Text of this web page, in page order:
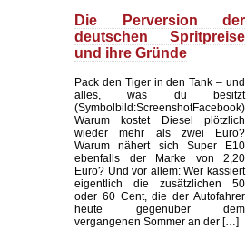
Die Perversion der
deutschen Spritpreise
und ihre Gründe
Pack den Tiger in den Tank – und
alles, was du besitzt
(Symbolbild:ScreenshotFacebook)
Warum kostet Diesel plötzlich
wieder mehr als zwei Euro?
Warum nähert sich Super E10
ebenfalls der Marke von 2,20
Euro? Und vor allem: Wer kassiert
eigentlich die zusätzlichen 50
oder 60 Cent, die der Autofahrer
heute gegenüber dem
vergangenen Sommer an der […]